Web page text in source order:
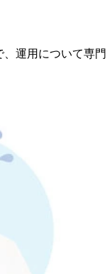
運用について専門